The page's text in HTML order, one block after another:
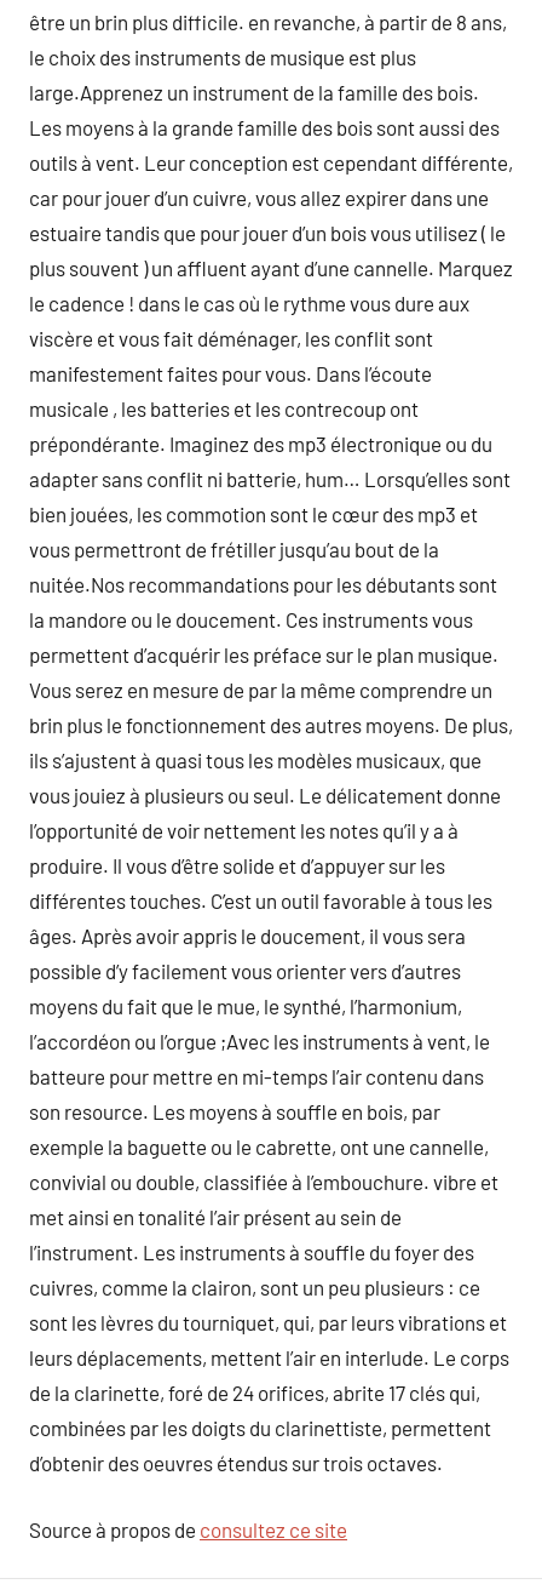
être un brin plus difficile. en revanche, à partir de 8 ans,
le choix des instruments de musique est plus
large.Apprenez un instrument de la famille des bois.
Les moyens à la grande famille des bois sont aussi des
outils à vent. Leur conception est cependant différente,
car pour jouer d’un cuivre, vous allez expirer dans une
estuaire tandis que pour jouer d’un bois vous utilisez ( le
plus souvent ) un affluent ayant d’une cannelle. Marquez
le cadence ! dans le cas où le rythme vous dure aux
viscère et vous fait déménager, les conflit sont
manifestement faites pour vous. Dans l’écoute
musicale , les batteries et les contrecoup ont
prépondérante. Imaginez des mp3 électronique ou du
adapter sans conflit ni batterie, hum… Lorsqu’elles sont
bien jouées, les commotion sont le cœur des mp3 et
vous permettront de frétiller jusqu’au bout de la
nuitée.Nos recommandations pour les débutants sont
la mandore ou le doucement. Ces instruments vous
permettent d’acquérir les préface sur le plan musique.
Vous serez en mesure de par la même comprendre un
brin plus le fonctionnement des autres moyens. De plus,
ils s’ajustent à quasi tous les modèles musicaux, que
vous jouiez à plusieurs ou seul. Le délicatement donne
l’opportunité de voir nettement les notes qu’il y a à
produire. Il vous d’être solide et d’appuyer sur les
différentes touches. C’est un outil favorable à tous les
âges. Après avoir appris le doucement, il vous sera
possible d’y facilement vous orienter vers d’autres
moyens du fait que le mue, le synthé, l’harmonium,
l’accordéon ou l’orgue ;Avec les instruments à vent, le
batteure pour mettre en mi-temps l’air contenu dans
son resource. Les moyens à souffle en bois, par
exemple la baguette ou le cabrette, ont une cannelle,
convivial ou double, classifiée à l’embouchure. vibre et
met ainsi en tonalité l’air présent au sein de
l’instrument. Les instruments à souffle du foyer des
cuivres, comme la clairon, sont un peu plusieurs : ce
sont les lèvres du tourniquet, qui, par leurs vibrations et
leurs déplacements, mettent l’air en interlude. Le corps
de la clarinette, foré de 24 orifices, abrite 17 clés qui,
combinées par les doigts du clarinettiste, permettent
d’obtenir des oeuvres étendus sur trois octaves.
Source à propos de consultez ce site